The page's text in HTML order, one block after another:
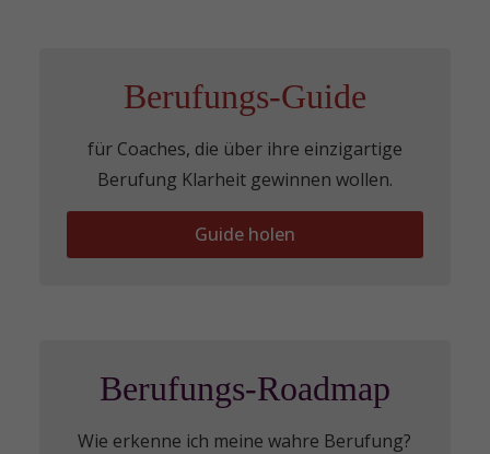
Berufungs-Guide
für Coaches, die über ihre einzigartige
Berufung Klarheit gewinnen wollen.
Guide holen
Berufungs-Roadmap
Wie erkenne ich meine wahre Berufung?